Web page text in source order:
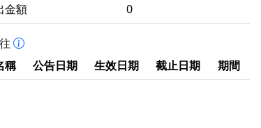
金額
0
稱
公告日期 生效日期 截止日期 期間